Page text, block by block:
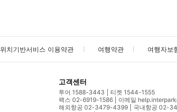
위치기반서비스 이용약관 여행약관 여행자보
고객센터
투어 1588-3443
티켓 1544-1555
팩스 02-6919-1586
이메일
해외항공 02-3479-4399
국내항공 02-